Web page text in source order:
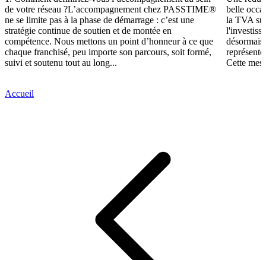
de votre réseau ?L’accompagnement chez PASSTIME®
ne se limite pas à la phase de démarrage : c’est une
stratégie continue de soutien et de montée en
compétence. Nous mettons un point d’honneur à ce que
chaque franchisé, peu importe son parcours, soit formé,
suivi et soutenu tout au long...
belle
la TVA
Cette
Accueil